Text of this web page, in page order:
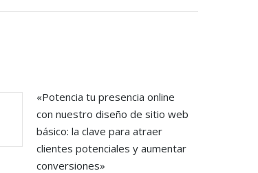
«Potencia tu presencia online
con nuestro diseño de sitio web
básico: la clave para atraer
clientes potenciales y aumentar
conversiones»